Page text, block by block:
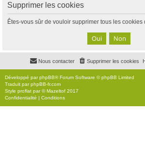
Supprimer les cookies
Êtes-vous sûr de vouloir supprimer tous les cookies
Supprimer les cookies
Nous contacter
Développé parphpBB® Forum Software © phpBB Limited
Traduit parphpBB-fr.com
Style proflat par ©Mazeltof 2017
Confidentialité | Conditions